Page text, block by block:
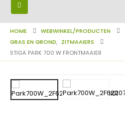
HOME
WEBWINKEL/PRODUCTEN
GRAS EN GROND, ZITMAAIERS
STIGA PARK 700 W FRONTMAAIER